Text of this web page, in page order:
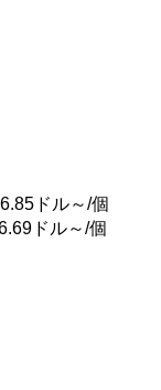
ドル～/個
ドル～/個